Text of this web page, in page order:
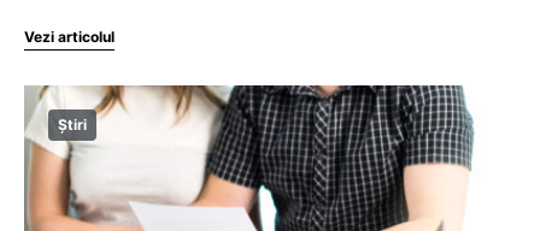
Vezi articolul
Știri